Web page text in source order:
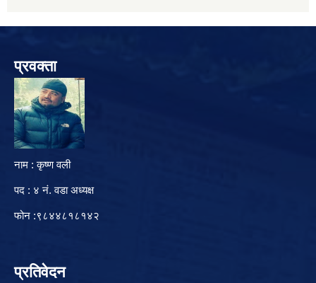
प्रवक्ता
नाम : कृष्ण वली
पद : ४ नं. वडा अध्यक्ष
फोन :९८४४८१८१४२
प्रतिवेदन